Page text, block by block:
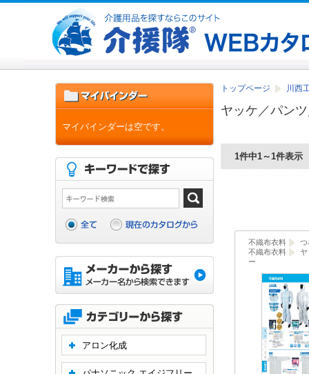
トップページ 川西
ヤッケ／パン
1件中1～1件表示
不織布衣料
つ
不織布衣料
ヤ
ー
マイバインダーは空です。
アロン化成